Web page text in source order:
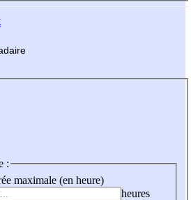
:
maximale (en heure)
heures